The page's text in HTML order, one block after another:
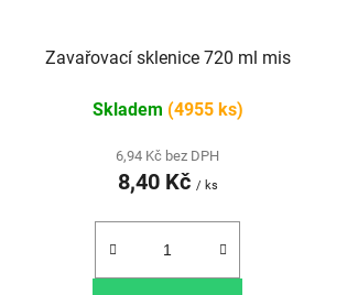
Zavařovací sklenice 720 ml mis
Skladem (4955 ks)
6,94 Kč bez DPH
8,40 Kč / ks